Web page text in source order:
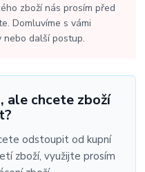
zboží nás prosím před
Domluvíme s vámi
nebo další postup.
ale chcete zboží
odstoupit od kupní
zboží, využijte prosím